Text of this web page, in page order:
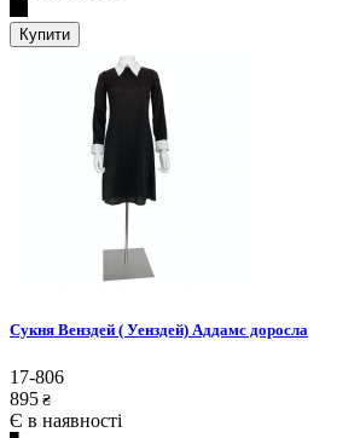
Купити
Сукня Венздей ( Уенздей) Аддамс доросла
17-806
895 ₴
Є в наявності